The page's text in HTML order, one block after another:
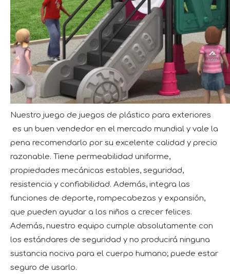
Nuestro juego de juegos de plástico para exteriores
es un buen vendedor en el mercado mundial y vale la
pena recomendarlo por su excelente calidad y precio
razonable. Tiene permeabilidad uniforme,
propiedades mecánicas estables, seguridad,
resistencia y confiabilidad. Además, integra las
funciones de deporte, rompecabezas y expansión,
que pueden ayudar a los niños a crecer felices.
Además, nuestro equipo cumple absolutamente con
los estándares de seguridad y no producirá ninguna
sustancia nociva para el cuerpo humano; puede estar
seguro de usarlo.